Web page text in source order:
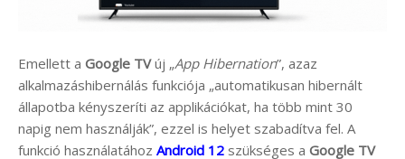
Emellett a Google TVúj „App Hibernation”, azaz
alkalmazáshibernálás funkciója „automatikusan hibernált
állapotba kényszeríti az applikációkat, ha több mint 30
napig nem használják”, ezzel is helyet szabadítva fel. A
funkció használatához Android 12 szükséges a Google TV